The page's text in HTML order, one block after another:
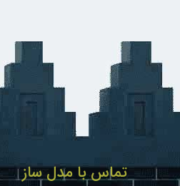
تماس با مدل ساز